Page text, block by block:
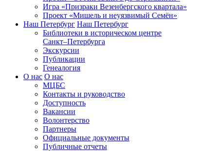
Игра «Призраки Везенбергского квартала»
Проект «Мишель и неуязвимый Семён»
Наш Петербург Наш Петербург
Библиотеки в историческом центре
Санкт–Петербурга
Экскурсии
Публикации
Генеалогия
О нас О нас
МЦБС
Контакты и руководство
Доступность
Вакансии
Волонтерство
Партнеры
Официальные документы
Публичные отчеты